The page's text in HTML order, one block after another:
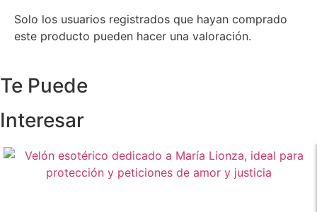
Solo los usuarios registrados que hayan comprado
este producto pueden hacer una valoración.
Te Puede
Interesar